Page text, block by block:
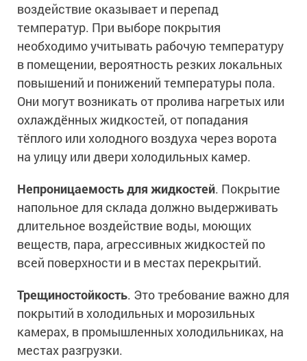
воздействие оказывает и перепад
температур. При выборе покрытия
необходимо учитывать рабочую температуру
в помещении, вероятность резких локальных
повышений и понижений температуры пола.
Они могут возникать от пролива нагретых или
охлаждённых жидкостей, от попадания
тёплого или холодного воздуха через ворота
на улицу или двери холодильных камер.
Непроницаемость для жидкостей. Покрытие
напольное для склада должно выдерживать
длительное воздействие воды, моющих
веществ, пара, агрессивных жидкостей по
всей поверхности и в местах перекрытий.
Трещиностойкость. Это требование важно для
покрытий в холодильных и морозильных
камерах, в промышленных холодильниках, на
местах разгрузки.